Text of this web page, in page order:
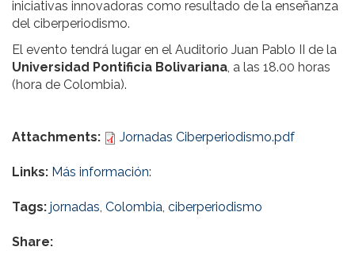
iniciativas innovadoras como resultado de la enseñanza
del ciberperiodismo.
El evento tendrá lugar en el Auditorio Juan Pablo II de la
Universidad Pontificia Bolivariana, a las 18.00 horas
(hora de Colombia).
Attachments: Jornadas Ciberperiodismo.pdf
Links: Más información:
Tags: jornadas, Colombia, ciberperiodismo
Share: